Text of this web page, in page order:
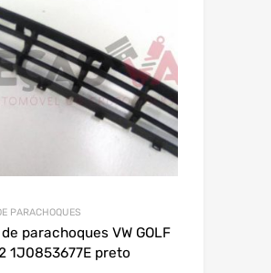
PARACHOQUES
parachoques VW GOLF
1J0853677E preto